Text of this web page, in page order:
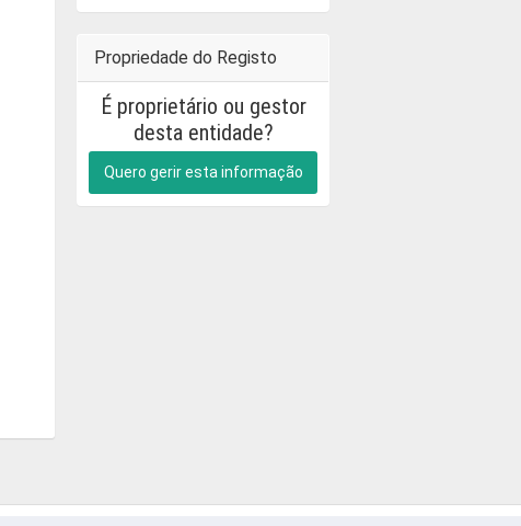
Propriedade do Registo
É proprietário ou gestor
desta entidade?
Quero gerir esta informação